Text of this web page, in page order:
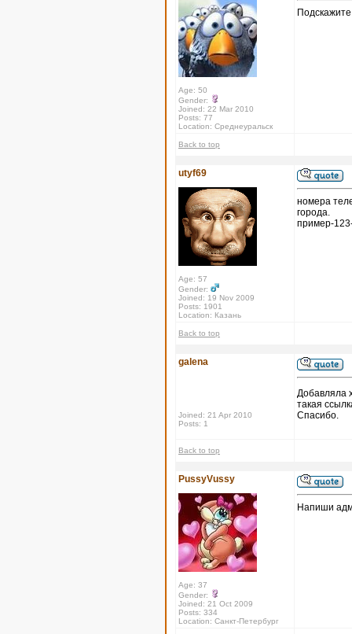
Age: 50
Gender:
Joined: 22 Mar 2010
Posts: 77
Location: Среднеуральск
Back to top
utyf69
Age: 57
Gender:
Joined: 19 Nov 2009
Posts: 1901
Location: Казань
номера
города.
пример-
Back to top
galena
Joined: 21 Apr 2010
Posts: 1
Добавляла
такая
Спасибо.
Back to top
PussyVussy
Age: 37
Gender:
Joined: 21 Oct 2009
Posts: 334
Location: Санкт-Петербург
Напиши